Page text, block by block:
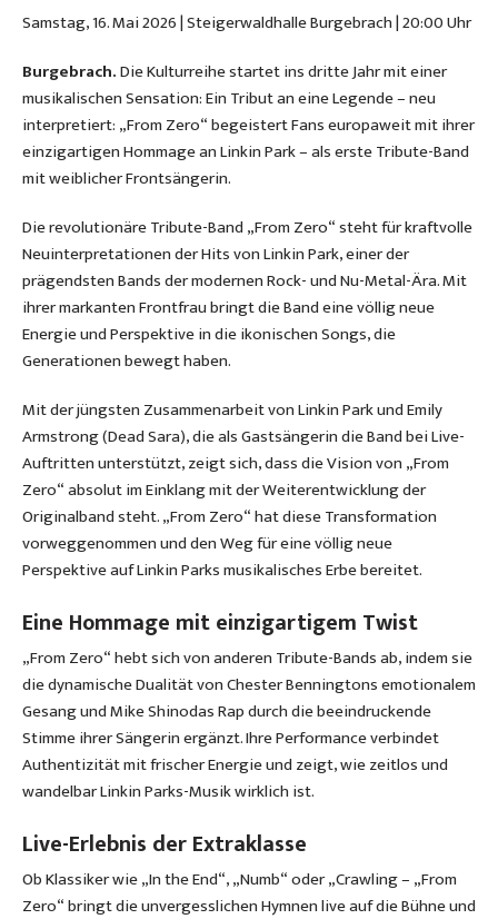
Samstag, 16. Mai 2026 | Steigerwaldhalle Burgebrach | 20:00 Uhr
Burgebrach.Die Kulturreihe startet ins dritte Jahr mit einer
musikalischen Sensation: Ein Tribut an eine Legende – neu
interpretiert: „From Zero“ begeistert Fans europaweit mit ihrer
einzigartigen Hommage an Linkin Park – als erste Tribute-Band
mit weiblicher Frontsängerin.
Die revolutionäre Tribute-Band „From Zero“ steht für kraftvolle
Neuinterpretationen der Hits von Linkin Park, einer der
prägendsten Bands der modernen Rock- und Nu-Metal-Ära. Mit
ihrer markanten Frontfrau bringt die Band eine völlig neue
Energie und Perspektive in die ikonischen Songs, die
Generationen bewegt haben.
Mit der jüngsten Zusammenarbeit von Linkin Park und Emily
Armstrong (Dead Sara), die als Gastsängerin die Band bei Live-
Auftritten unterstützt, zeigt sich, dass die Vision von „From
Zero“ absolut im Einklang mit der Weiterentwicklung der
Originalband steht. „From Zero“ hat diese Transformation
vorweggenommen und den Weg für eine völlig neue
Perspektive auf Linkin Parks musikalisches Erbe bereitet.
Eine Hommage mit einzigartigem Twist
„From Zero“ hebt sich von anderen Tribute-Bands ab, indem sie
die dynamische Dualität von Chester Benningtons emotionalem
Gesang und Mike Shinodas Rap durch die beeindruckende
Stimme ihrer Sängerin ergänzt. Ihre Performance verbindet
Authentizität mit frischer Energie und zeigt, wie zeitlos und
wandelbar Linkin Parks-Musik wirklich ist.
Live-Erlebnis der Extraklasse
Ob Klassiker wie „In the End“, „Numb“ oder „Crawling – „From
Zero“ bringt die unvergesslichen Hymnen live auf die Bühne und